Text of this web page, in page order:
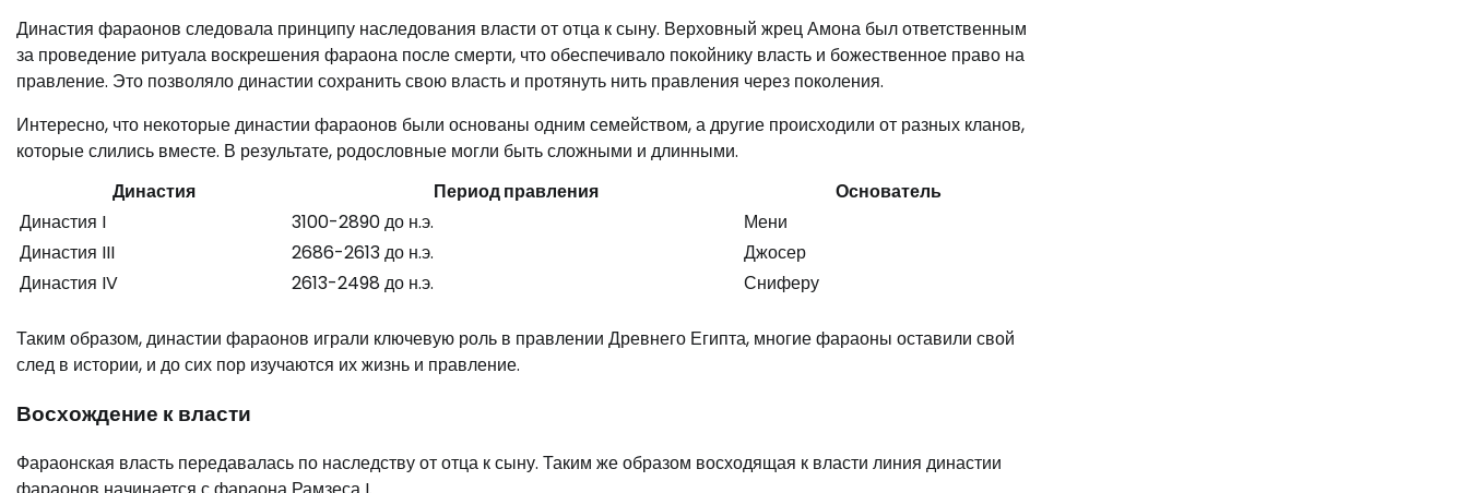
Династия фараонов следовала принципу наследования власти от отца к сыну. Верховный жрец Амона был ответственным
за проведение ритуала воскрешения фараона после смерти, что обеспечивало покойнику власть и божественное право на
правление. Это позволяло династии сохранить свою власть и протянуть нить правления через поколения.
Интересно, что некоторые династии фараонов были основаны одним семейством, а другие происходили от разных кланов,
которые слились вместе. В результате, родословные могли быть сложными и длинными.
Династия
Период правления
Основатель
Династия I
3100-2890 до н.э.
Мени
Династия III
2686-2613 до н.э.
Джосер
Династия IV
2613-2498 до н.э. Сниферу
Таким образом, династии фараонов играли ключевую роль в правлении Древнего Египта, многие фараоны оставили свой
след в истории, и до сих пор изучаются их жизнь и правление.
Восхождение к власти
Фараонская власть передавалась по наследству от отца к сыну. Таким же образом восходящая к власти линия династии